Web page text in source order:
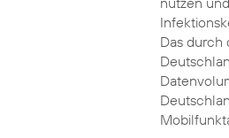
Das durch